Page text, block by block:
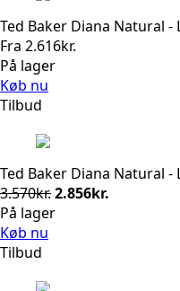
Ted Baker Diana Natural -
Fra 2.616kr.
På lager
Køb nu
Tilbud
Ted Baker Diana Natural -
3.570kr.Den
oprindelige
2.856kr.
På lager
Køb nu
Tilbud